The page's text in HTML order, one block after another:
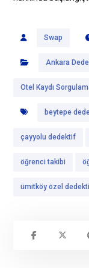
Swap
Ankara
Otel Kaydı
beytepe
çayyolu dedektif
öğrenci takibi
ümitköy özel